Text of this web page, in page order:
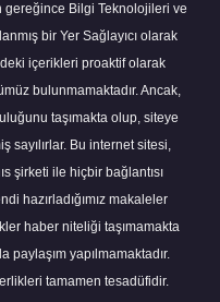
gereğince Bilgi Teknolojileri ve
bir Yer Sağlayıcı olarak
içerikleri proaktif olarak
bulunmamaktadır. Ancak,
taşımakta olup, siteye
sayılırlar. Bu internet sitesi,
şirketi ile hiçbir bağlantısı
hazırladığımız makaleler
haber niteliği taşımamakta
paylaşım yapılmamaktadır.
tamamen tesadüfidir.